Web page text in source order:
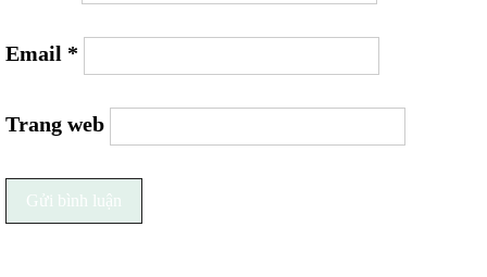
Email *
Trang web